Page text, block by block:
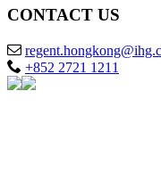
CONTACT US
+852 2721 1211